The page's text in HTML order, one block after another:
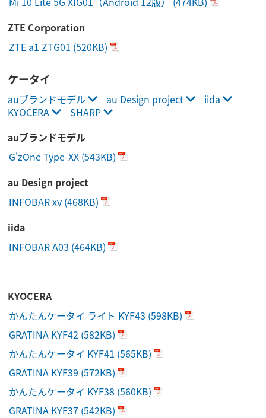
ZTE Corporation
ZTE a1 ZTG01 (520KB)
ケータイ
auブランドモデル au Design project
iida
KYOCERA
SHARP
auブランドモデル
G'zOne Type-XX (543KB)
au Design project
INFOBAR xv (468KB)
iida
INFOBAR A03 (464KB)
KYOCERA
かんたんケータイ ライト KYF43 (598KB)
GRATINA KYF42 (582KB)
かんたんケータイ KYF41 (565KB)
GRATINA KYF39 (572KB)
かんたんケータイ KYF38 (560KB)
GRATINA KYF37 (542KB)